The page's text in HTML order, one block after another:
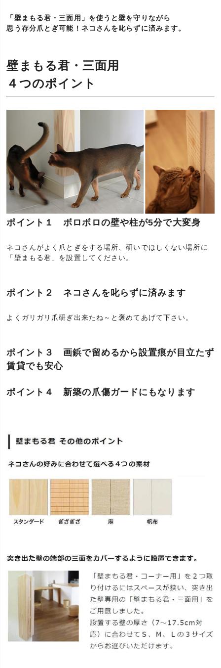
「壁まもる君・三面用」を使うと壁を守りながら
思う存分爪とぎ可能！ネコさんを叱らずに済みます。
壁まもる君・三面用
４つのポイント
ポイント１ ボロボロの壁や柱が5分で大変身
ネコさんがよく爪とぎをする場所、研いでほしくない場所に
「壁まもる君」を設置してください。
ポイント２ ネコさんを叱らずに済みます
よくガリガリ爪研ぎ出来たね～と褒めてあげて下さい。
ポイント３ 画鋲で留めるから設置痕が目立たず
賃貸でも安心
ポイント４ 新築の爪傷ガードにもなります